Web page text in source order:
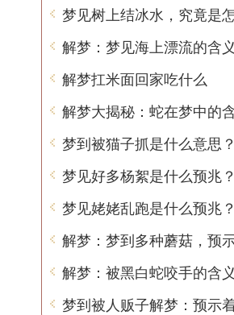
解梦：梦见海上漂流的含义
解梦扛米面回家吃什么
解梦大揭秘：蛇在梦中的
解梦：被黑白蛇咬手的含义